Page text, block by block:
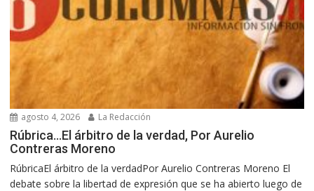
agosto 4, 2026 La Redacción
Rúbrica…El árbitro de la verdad, Por Aurelio
Contreras Moreno
RúbricaEl árbitro de la verdadPor Aurelio Contreras Moreno El
debate sobre la libertad de expresión que se ha abierto luego de